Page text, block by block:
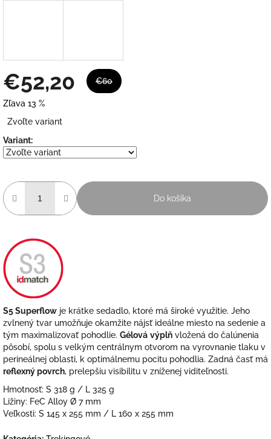
€52,20 €60
Zľava 13 %
cena:
Zvoľte variant
Variant:
Do košíka
S5 Superflow je krátke sedadlo, ktoré má široké využitie. Jeho
zvlnený tvar umožňuje okamžite nájsť ideálne miesto na sedenie a
tým maximalizovať pohodlie. Gélová výplň vložená do čalúnenia
pôsobí, spolu s velkým centrálnym otvorom na vyrovnanie tlaku v
perineálnej oblasti, k optimálnemu pocitu pohodlia. Zadná časť má
reflexný povrch, prelepšiu visibilitu v zníženej viditeľnosti.
Hmotnosť: S 318 g / L 325 g
Ližiny: FeC Alloy Ø 7 mm
Veľkosti: S 145 x 255 mm / L 160 x 255 mm